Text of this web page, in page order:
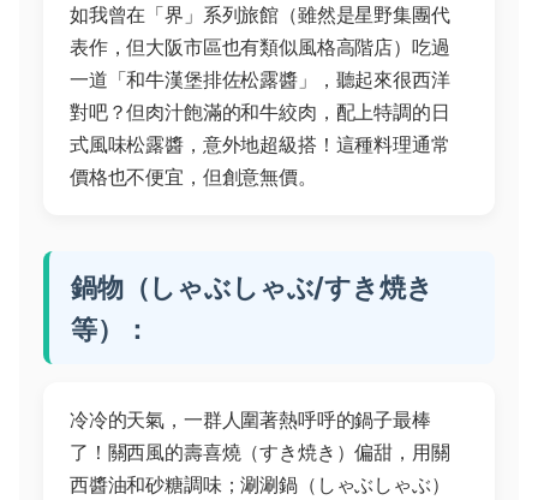
如我曾在「界」系列旅館（雖然是星野集團代
表作，但大阪市區也有類似風格高階店）吃過
一道「和牛漢堡排佐松露醬」，聽起來很西洋
對吧？但肉汁飽滿的和牛絞肉，配上特調的日
式風味松露醬，意外地超級搭！這種料理通常
價格也不便宜，但創意無價。
鍋物（しゃぶしゃぶ/すき焼き
等）：
冷冷的天氣，一群人圍著熱呼呼的鍋子最棒
了！關西風的壽喜燒（すき焼き）偏甜，用關
西醬油和砂糖調味；涮涮鍋（しゃぶしゃぶ）